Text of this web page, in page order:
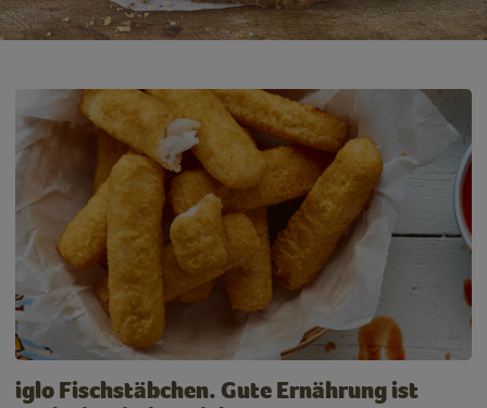
iglo Fischstäbchen. Gute Ernährung ist